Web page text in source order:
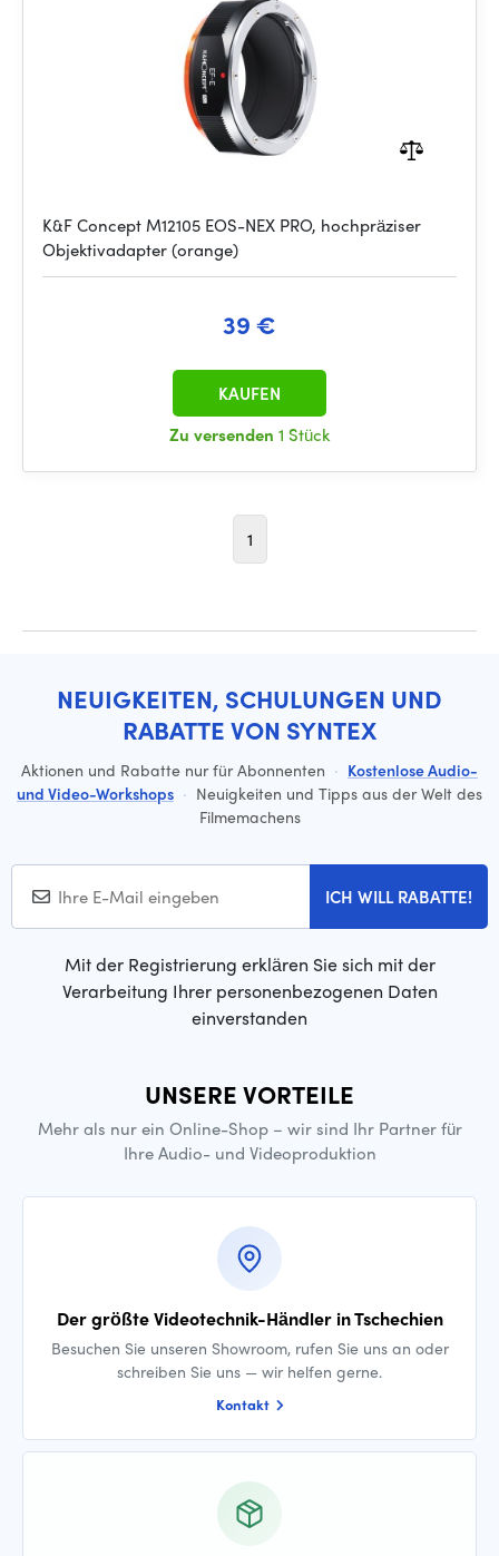
K&F Concept M12105 EOS-NEX PRO, hochpräziser
Objektivadapter (orange)
39 €
Zu versenden 1 Stück
KAUFEN
1
NEUIGKEITEN, SCHULUNGEN UND
RABATTE VON SYNTEX
Aktionen und Rabatte nur für Abonnenten · Kostenlose Audio-
und Video-Workshops · Neuigkeiten und Tipps aus der Welt des
Filmemachens
ICH WILL RABATTE!
Mit der Registrierung erklären Sie sich mit der
Verarbeitung Ihrer personenbezogenen Daten
einverstanden
UNSERE VORTEILE
Mehr als nur ein Online-Shop – wir sind Ihr Partner für
Ihre Audio- und Videoproduktion
Der größte Videotechnik-Händler in Tschechien
Besuchen Sie unseren Showroom, rufen Sie uns an oder
schreiben Sie uns — wir helfen gerne.
Kontakt